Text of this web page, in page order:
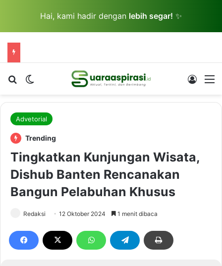
Hai, kami hadir dengan lebih segar! ✨
Cari berita...Switch skin Log In
Advetorial
Trending
Tingkatkan Kunjungan Wisata,
Dishub Banten Rencanakan
Bangun Pelabuhan Khusus
Redaksi 12 Oktober 2024 1 menit dibaca